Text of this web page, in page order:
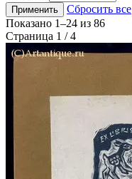
Применить
Сбросить все
Показано 1–24 из 86
Страница 1 / 4